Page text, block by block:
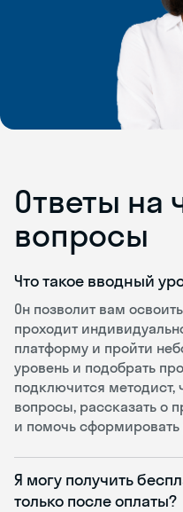
Ответы на
вопросы
Что такое вводный
Он позволит вам
проходит
платформу и пройти
уровень и подобрать
подключится методист,
вопросы, рассказать о
и помочь
Я могу получить
только после оплаты?